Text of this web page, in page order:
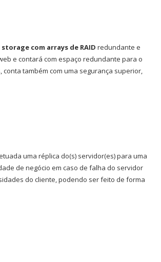
com arrays de RAID redundante e
e contará com espaço redundante para o
também com uma segurança superior,
uma réplica do(s) servidor(es) para uma
de negócio em caso de falha do servidor
do cliente, podendo ser feito de forma